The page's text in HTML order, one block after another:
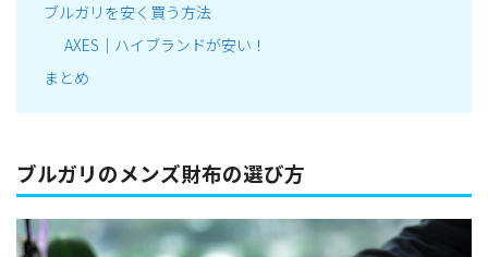
ブルガリを安く買う方法
AXES｜ハイブランドが安い！
まとめ
ブルガリのメンズ財布の選び方